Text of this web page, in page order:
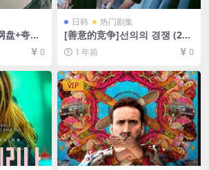
盘+夸克
资源]
3G
0
日韩 热门剧集
[善意的竞争]선의의 경쟁 (202
5)[百度网盘+夸克网盘1080P
超清未删减资源][网盘在线播
字]
1 年前 0
VIP